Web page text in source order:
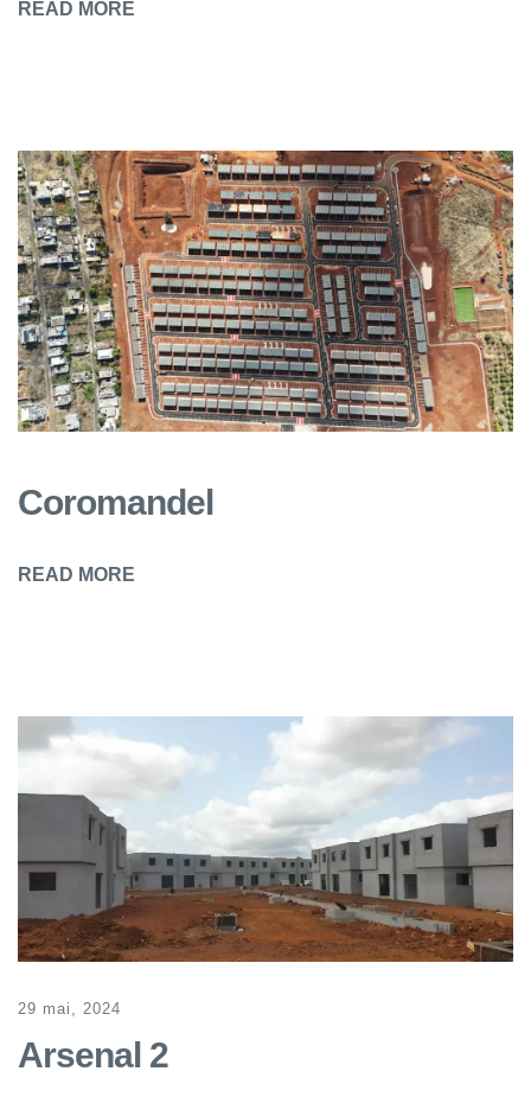
READ MORE
Coromandel
READ MORE
29 mai, 2024
Arsenal 2